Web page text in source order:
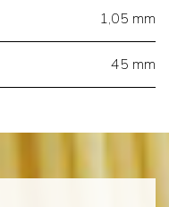
1,05 mm
45 mm